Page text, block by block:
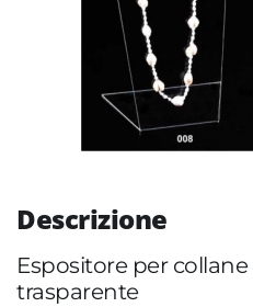
Descrizione
Espositore per
trasparente